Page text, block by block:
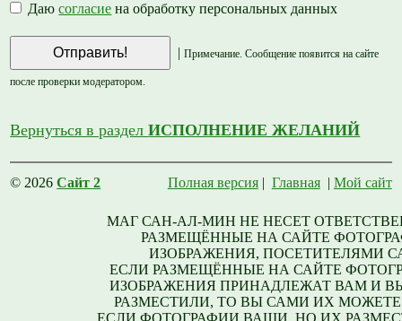
Даюсогласие на обработку персональных данных
| Примечание. Сообщение появится на сайте
после проверки модератором.
Вернуться в разделИСПОЛНЕНИЕ ЖЕЛАНИЙ
© 2026Сайт 2 Полная версия| Главная| Мой сайт
МАГ САН-АЛ-МИН НЕ НЕСЕТ
РАЗМЕЩЁННЫЕ НА САЙТЕ
ИЗОБРАЖЕНИЯ, ПОСЕТИТЕЛЯМИ
ЕСЛИ РАЗМЕЩЁННЫЕ НА САЙТЕ
ИЗОБРАЖЕНИЯ ПРИНАДЛЕЖАТ ВАМ И
РАЗМЕСТИЛИ, ТО ВЫ САМИ ИХ МОЖЕТЕ
ЕСЛИ ФОТОГРАФИИ ВАШИ, НО ИХ